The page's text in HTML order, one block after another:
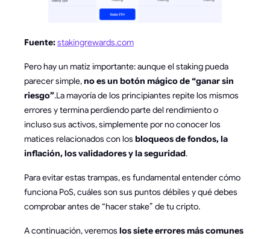
Fuente:stakingrewards.com
Pero hay un matiz importante: aunque el staking pueda
parecer simple,no es un botón mágico de “ganar sin
riesgo”.La mayoría de los principiantes repite los mismos
errores y termina perdiendo parte del rendimiento o
incluso sus activos, simplemente por no conocer los
matices relacionados con los bloqueos de fondos, la
inflación, los validadores y la seguridad.
Para evitar estas trampas, es fundamental entender cómo
funciona PoS, cuáles son sus puntos débiles y qué debes
comprobar antes de “hacer stake” de tu cripto.
A continuación, veremos los siete errores más comunes